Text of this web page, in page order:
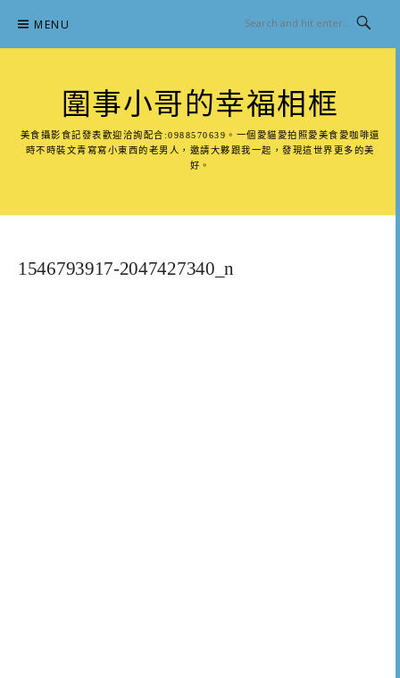
content
MENU
圍事小哥的幸福相框
美食攝影食記發表歡迎洽詢配合:0988570639。一個愛貓愛拍照愛美食愛咖啡還
時不時裝文青寫寫小東西的老男人，邀請大夥跟我一起，發現這世界更多的美
好。
1546793917-2047427340_n